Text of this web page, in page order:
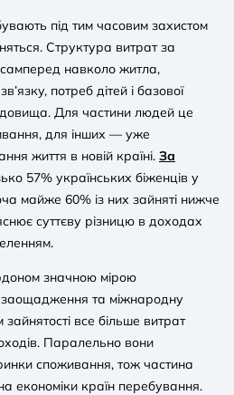
під тим часовим захистом
Структура витрат за
навколо житла,
потреб дітей і базової
Для частини людей це
для інших — уже
життя в новій країні. За
57% українських біженців у
майже 60% із них зайняті нижче
суттєву різницю в доходах
значною мірою
заощадження та міжнародну
все більше витрат
Паралельно вони
споживання, тож частина
економіки країн перебування.